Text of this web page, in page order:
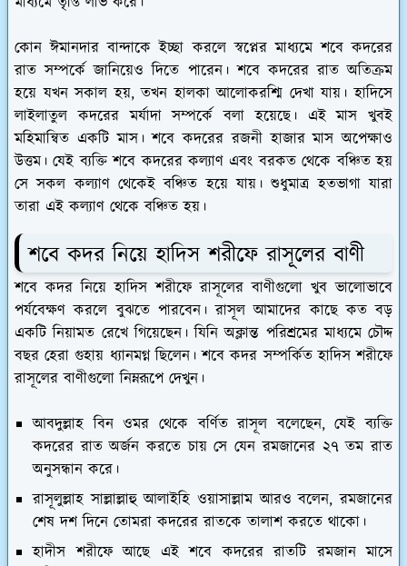
কোন ঈমানদার বান্দাকে ইচ্ছা করলে স্বপ্নের মাধ্যমে শবে কদরের
রাত সম্পর্কে জানিয়েও দিতে পারেন। শবে কদরের রাত অতিক্রম
হয়ে যখন সকাল হয়, তখন হালকা আলোকরশ্মি দেখা যায়। হাদিসে
লাইলাতুল কদরের মর্যাদা সম্পর্কে বলা হয়েছে। এই মাস খুবই
মহিমান্বিত একটি মাস। শবে কদরের রজনী হাজার মাস অপেক্ষাও
উত্তম। যেই ব্যক্তি শবে কদরের কল্যাণ এবং বরকত থেকে বঞ্চিত হয়
সে সকল কল্যাণ থেকেই বঞ্চিত হয়ে যায়। শুধুমাত্র হতভাগা যারা
তারা এই কল্যাণ থেকে বঞ্চিত হয়।
শবে কদর নিয়ে হাদিস শরীফে রাসূলের বাণী
শবে কদর নিয়ে হাদিস শরীফে রাসূলের বাণীগুলো খুব ভালোভাবে
পর্যবেক্ষণ করলে বুঝতে পারবেন। রাসূল আমাদের কাছে কত বড়
একটি নিয়ামত রেখে গিয়েছেন। যিনি অক্লান্ত পরিশ্রমের মাধ্যমে চৌদ্দ
বছর হেরা গুহায় ধ্যানমগ্ন ছিলেন। শবে কদর সম্পর্কিত হাদিস শরীফে
রাসূলের বাণীগুলো নিম্নরূপে দেখুন।
আবদুল্লাহ বিন ওমর থেকে বর্ণিত রাসূল বলেছেন, যেই ব্যক্তি
কদরের রাত অর্জন করতে চায় সে যেন রমজানের ২৭ তম রাত
অনুসন্ধান করে।
রাসূলুল্লাহ সাল্লাল্লাহু আলাইহি ওয়াসাল্লাম আরও বলেন, রমজানের
শেষ দশ দিনে তোমরা কদরের রাতকে তালাশ করতে থাকো।
হাদীস শরীফে আছে এই শবে কদরের রাতটি রমজান মাসে